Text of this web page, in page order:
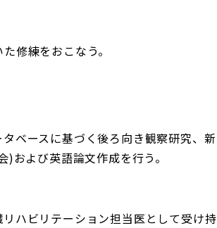
修練をおこなう。
ベースに基づく後ろ向き観察研究、新
および英語論文作成を行う。
ハビリテーション担当医として受け持